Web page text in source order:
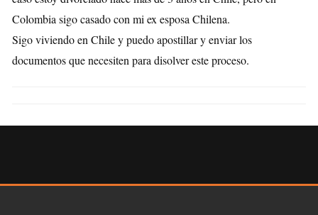
Colombia sigo casado con mi ex esposa Chilena.
Sigo viviendo en Chile y puedo apostillar y enviar los
documentos que necesiten para disolver este proceso.